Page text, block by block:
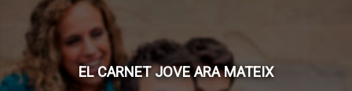
EL CARNET JOVE ARA MATEIX